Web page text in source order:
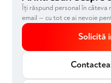
Îți răspund personal în
email — cu tot ce ai nevoie
Solicită